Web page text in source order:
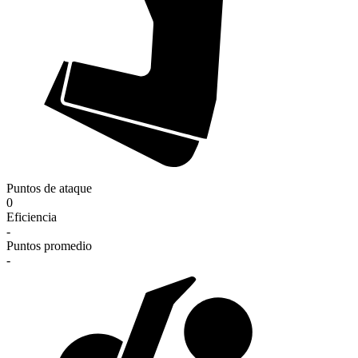
Puntos de ataque
0
Eficiencia
-
Puntos promedio
-